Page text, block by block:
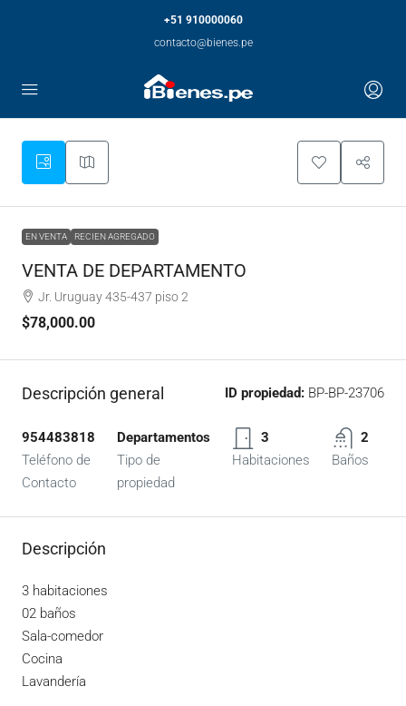
+51 910000060
contacto@bienes.pe
EN VENTA RECIEN AGREGADO
VENTA DE DEPARTAMENTO
Jr. Uruguay 435-437 piso 2
$78,000.00
Descripción general ID propiedad: BP-BP-23706
954483818
Teléfono de
Contacto
Departamentos
Tipo de
propiedad
3
Habitaciones
2
Baños
Descripción
3 habitaciones
02 baños
Sala-comedor
Cocina
Lavandería